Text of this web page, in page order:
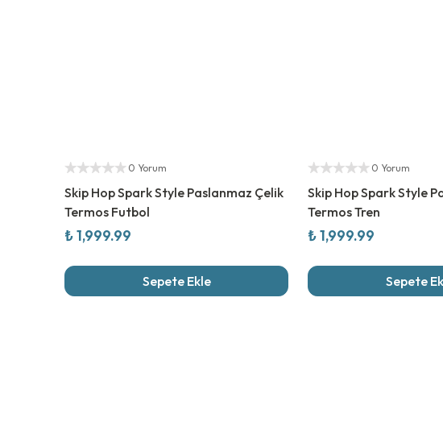
İlginizi
0 Yorum
Skip Hop Spark Style Paslanmaz Çelik
Termos Futbol
₺ 1,999.99
Sepete Ekle
0 Yorum
Skip Hop Spark Style
Termos Tren
₺ 1,999.99
Sepete
Son